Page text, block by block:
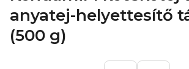
anyatej-helyettesítő
(500 g)